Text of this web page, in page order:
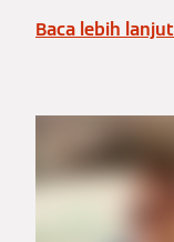
Baca lebih lanjut